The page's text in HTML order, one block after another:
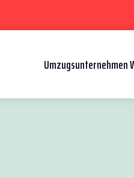
Umzugsunternehmen